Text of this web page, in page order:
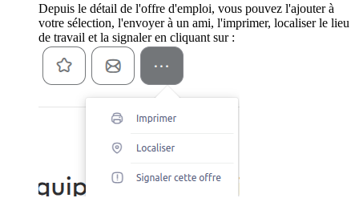
Depuis le détail de l'offre d'emploi, vous pouvez l'ajouter à
votre sélection, l'envoyer à un ami, l'imprimer, localiser le lieu
de travail et la signaler en cliquant sur :